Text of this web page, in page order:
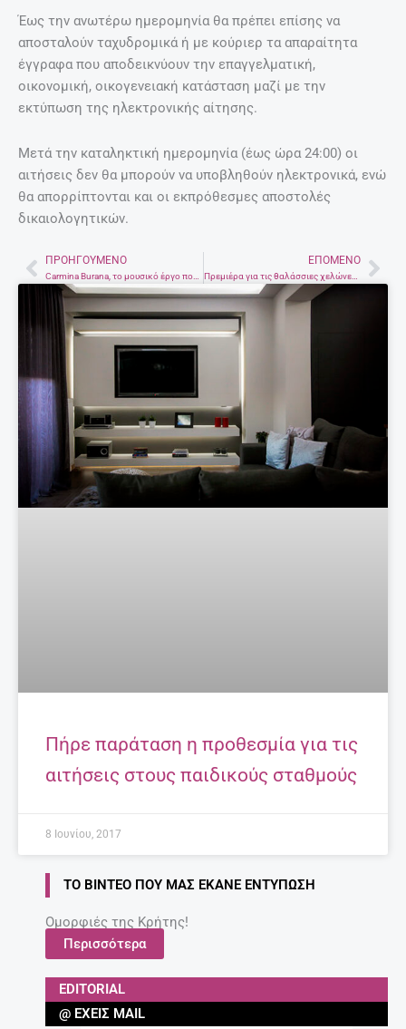
Έως την ανωτέρω ημερομηνία θα πρέπει επίσης να
αποσταλούν ταχυδρομικά ή με κούριερ τα απαραίτητα
έγγραφα που αποδεικνύουν την επαγγελματική,
οικονομική, οικογενειακή κατάσταση μαζί με την
εκτύπωση της ηλεκτρονικής αίτησης.
Μετά την καταληκτική ημερομηνία (έως ώρα 24:00) οι
αιτήσεις δεν θα μπορούν να υποβληθούν ηλεκτρονικά, ενώ
θα απορρίπτονται και οι εκπρόθεσμες αποστολές
δικαιολογητικών.
PrevΠΡΟΗΓΟΎΜΕΝΟ
Carmina Burana, το μουσικό έργο που “σημάδεψε” πολιτικά την Ελλάδα του 80
ΕΠΌΜΕΝΟ
Πρεμιέρα για τις θαλάσσιες χελώνες στην Κρήτη – Εντοπίστηκε η πρώτη φωλιά για το 2017
Πήρε παράταση η προθεσμία για τις
αιτήσεις στους παιδικούς σταθμούς
8 Ιουνίου, 2017
ΤΟ ΒΊΝΤΕΟ ΠΟΥ ΜΑΣ ΈΚΑΝΕ ΕΝΤΎΠΩΣΗ
Ομορφιές της Κρήτης!
Περισσότερα
EDITORIAL
@ ΈΧΕΙΣ MAIL